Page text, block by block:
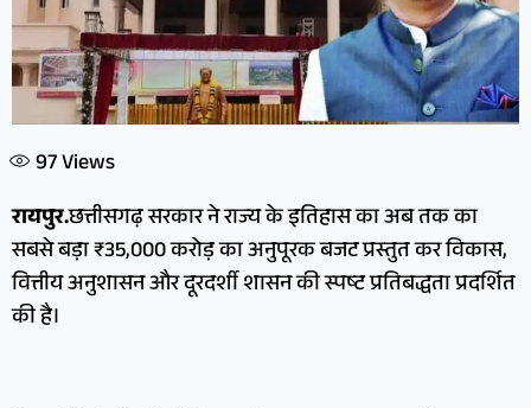
97Views
रायपुर.छत्तीसगढ़ सरकार ने राज्य के इतिहास का अब तक का
सबसे बड़ा ₹35,000 करोड़ का अनुपूरक बजट प्रस्तुत कर विकास,
वित्तीय अनुशासन और दूरदर्शी शासन की स्पष्ट प्रतिबद्धता प्रदर्शित
की है।